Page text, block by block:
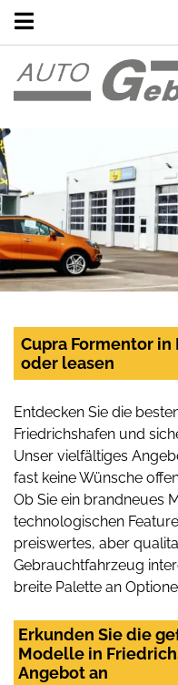
Cupra Formentor
oder leasen
Entdecken Sie die
Friedrichshafen und
Unser vielfältiges
fast keine Wünsche
Ob Sie ein brandneues
technologischen
preiswertes, aber
Gebrauchtfahrzeug
breite Palette an
Erkunden Sie die
Modelle in
Angebot an